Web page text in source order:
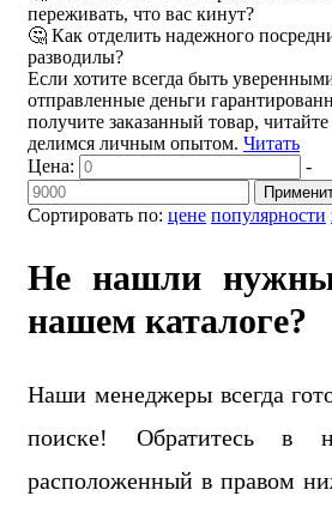
переживать, что вас кинут?
🤔 Как отделить надежного
разводилы?
Если хотите всегда быть
отправленные деньги
получите заказанный товар,
делимся личным опытом. Читать
Сортировать по: цене популярности
Цена: -
Не нашли
нашем каталоге?
Наши менеджеры всегда
поиске! Обратитесь в
расположенный в правом